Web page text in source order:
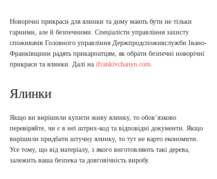
Новорічні прикраси для ялинки та дому мають бути не тільки
гарними, але й безпечними. Спеціалісти управління захисту
споживачів Головного управління Держпродспоживслужби Івано-
Франківщини радять прикарпатцям, як обрати безпечні новорічні
прикраси та ялинки. Далі на ifrankivchanyn.com
Ялинки
Якщо ви вирішили купити живу ялинку, то обов’язково
перевіряйте, чи є в неї штрих-код та відповідні документи. Якщо
вирішили придбати штучну ялинку, то тут не варто економити.
Усе тому, що від матеріалу, з якого виготовляють такі дерева,
залежить ваша безпека та довговічність виробу.